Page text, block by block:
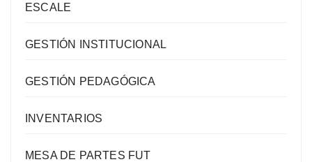
ESCALE
GESTIÓN INSTITUCIONAL
GESTIÓN PEDAGÓGICA
INVENTARIOS
MESA DE PARTES FUT